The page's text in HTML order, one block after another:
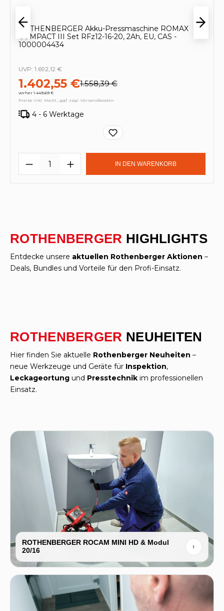
ROTHENBERGER Akku-Pressmaschine ROMAX
COMPACT III Set RFz12-16-20, 2Ah, EU, CAS -
1000004434
1.402,55 €1.558,39 €
vorher 1.449,69 €
UVP: 1.692,12 €
Preise inkl. MwSt., ggf. zzgl. Versandkosten
4 - 6 Werktage
Produkt Anzahl: Gib den
IN DEN WARENKORB
ROTHENBERGER HIGHLIGHTS
Entdecke unsere aktuellen Rothenberger Aktionen –
Deals, Bundles und Vorteile für den Profi-Einsatz.
ROTHENBERGER NEUHEITEN
Hier finden Sie aktuelle Rothenberger Neuheiten –
neue Werkzeuge und Geräte für Inspektion,
Leckageortung und Presstechnik im professionellen
Einsatz.
ROTHENBERGER ROCAM MINI HD & Modul
20/16
›